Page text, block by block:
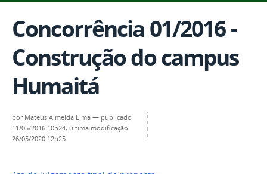
Concorrência 01/2016 -
Construção do campus
Humaitá
por Mateus Almeida Lima — publicado
11/05/2016 10h24, última modificação
26/05/2020 12h25